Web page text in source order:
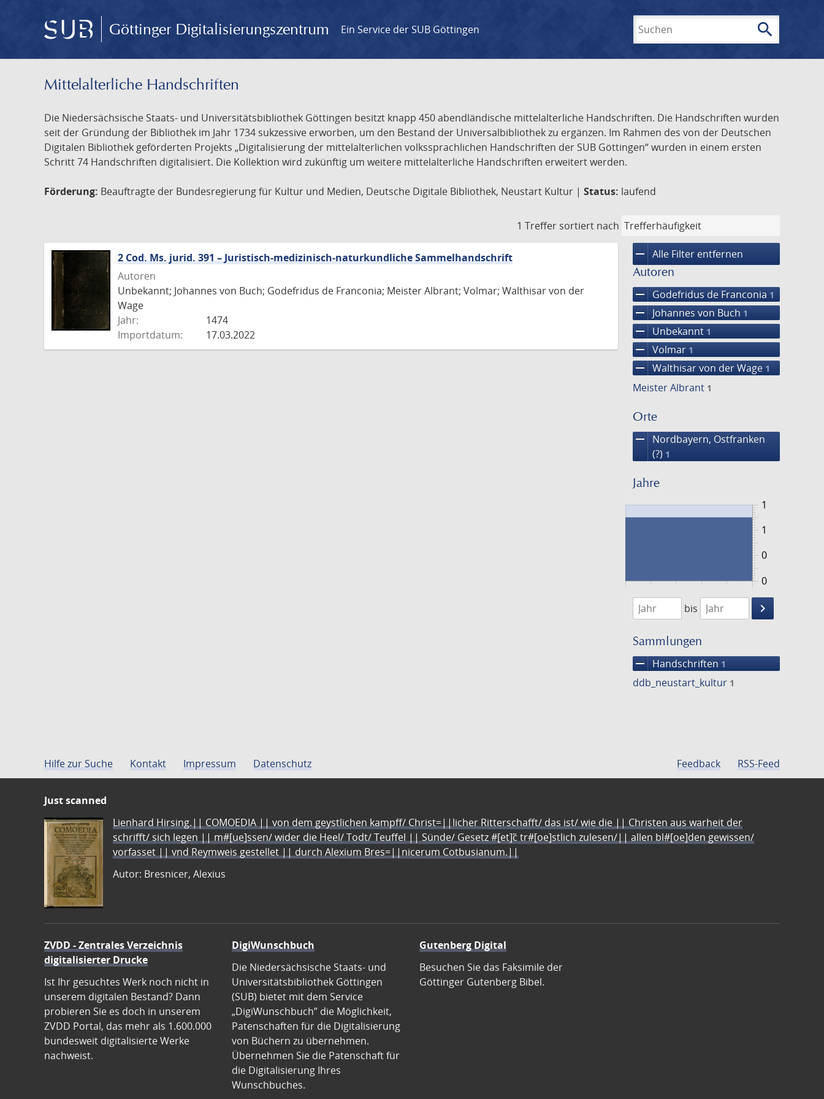
Göttinger Digitalisierungszentrum Ein Service der SUB Göttingen search
Mittelalterliche Handschriften
Die Niedersächsische Staats- und Universitätsbibliothek Göttingen besitzt knapp 450 abendländische mittelalterliche Handschriften. Die Handschriften wurden
seit der Gründung der Bibliothek im Jahr 1734 sukzessive erworben, um den Bestand der Universalbibliothek zu ergänzen. Im Rahmen des von der Deutschen
Digitalen Bibliothek geförderten Projekts „Digitalisierung der mittelalterlichen volkssprachlichen Handschriften der SUB Göttingen“ wurden in einem ersten
Schritt 74 Handschriften digitalisiert. Die Kollektion wird zukünftig um weitere mittelalterliche Handschriften erweitert werden.
Förderung: Beauftragte der Bundesregierung für Kultur und Medien, Deutsche Digitale Bibliothek, Neustart Kultur | Status: laufend
1 Treffer sortiert nach
remove Alle Filter entfernen
Autoren
remove Godefridus de Franconia 1
remove Johannes von Buch 1
remove Unbekannt 1
remove Volmar 1
remove Walthisar von der Wage 1
Meister Albrant 1
Orte
remove
Nordbayern, Ostfranken
(?) 1
Jahre
0
1
0
1
1474
1475
bis
keyboard_arrow_right
Suche
Sammlungen
remove Handschriften 1
ddb_neustart_kultur 1
2 Cod. Ms. jurid. 391 – Juristisch-medizinisch-naturkundliche Sammelhandschrift
Autoren
Unbekannt; Johannes von Buch; Godefridus de Franconia; Meister Albrant; Volmar; Walthisar von der
Wage
Jahr:
1474
Importdatum:
17.03.2022
Hilfe zur Suche Kontakt Impressum Datenschutz Feedback RSS-Feed
Just scanned
Lienhard Hirsing.|| COMOEDIA || von dem geystlichen kampff/ Christ=||licher Ritterschafft/ das ist/ wie die || Christen aus warheit der
schrifft/ sich legen || m#[ue]ssen/ wider die Heel/ Todt/ Teuffel || Sünde/ Gesetz #[et]c̃ tr#[oe]stlich zulesen/|| allen bl#[oe]den gewissen/
vorfasset || vnd Reymweis gestellet || durch Alexium Bres=||nicerum Cotbusianum.||
Autor: Bresnicer, Alexius
ZVDD - Zentrales Verzeichnis
digitalisierter Drucke
Ist Ihr gesuchtes Werk noch nicht in
unserem digitalen Bestand? Dann
probieren Sie es doch in unserem
ZVDD Portal, das mehr als 1.600.000
bundesweit digitalisierte Werke
nachweist.
DigiWunschbuch
Die Niedersächsische Staats- und
Universitätsbibliothek Göttingen
(SUB) bietet mit dem Service
„DigiWunschbuch” die Möglichkeit,
Patenschaften für die Digitalisierung
von Büchern zu übernehmen.
Übernehmen Sie die Patenschaft für
die Digitalisierung Ihres
Wunschbuches.
Gutenberg Digital
Besuchen Sie das Faksimile der
Göttinger Gutenberg Bibel.